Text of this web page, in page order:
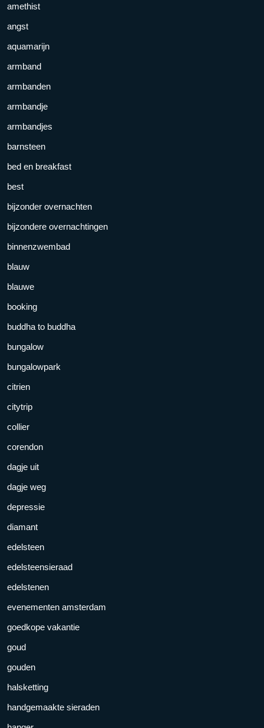
amethist
angst
aquamarijn
armband
armbanden
armbandje
armbandjes
barnsteen
bed en breakfast
best
bijzonder overnachten
bijzondere overnachtingen
binnenzwembad
blauw
blauwe
booking
buddha to buddha
bungalow
bungalowpark
citrien
citytrip
collier
corendon
dagje uit
dagje weg
depressie
diamant
edelsteen
edelsteensieraad
edelstenen
evenementen amsterdam
goedkope vakantie
goud
gouden
halsketting
handgemaakte sieraden